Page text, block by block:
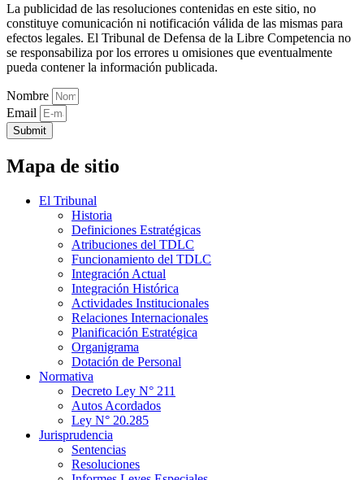
La publicidad de las resoluciones contenidas en este sitio, no
constituye comunicación ni notificación válida de las mismas para
efectos legales. El Tribunal de Defensa de la Libre Competencia no
se responsabiliza por los errores u omisiones que eventualmente
pueda contener la información publicada.
Nombre
Email
Submit
Mapa de sitio
El Tribunal
Historia
Definiciones Estratégicas
Atribuciones del TDLC
Funcionamiento del TDLC
Integración Actual
Integración Histórica
Actividades Institucionales
Relaciones Internacionales
Planificación Estratégica
Organigrama
Dotación de Personal
Normativa
Decreto Ley N° 211
Autos Acordados
Ley N° 20.285
Jurisprudencia
Sentencias
Resoluciones